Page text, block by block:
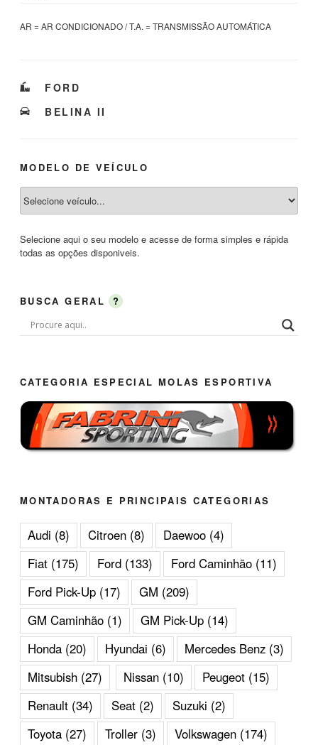
AR = AR CONDICIONADO / T.A. = TRANSMISSÃO AUTOMÁTICA
CATEGORIAS
FORD
TAGS
BELINA II
MODELO DE VEÍCULO
Selecione aqui o seu modelo e acesse de forma simples e rápida
todas as opções disponiveis.
BUSCA GERAL ?
CATEGORIA ESPECIAL MOLAS ESPORTIVA
MONTADORAS E PRINCIPAIS CATEGORIAS
Audi (8) Citroen (8) Daewoo (4)
Fiat (175) Ford (133) Ford Caminhão (11)
Ford Pick-Up (17) GM (209)
GM Caminhão (1) GM Pick-Up (14)
Honda (20) Hyundai (6) Mercedes Benz (3)
Mitsubish (27) Nissan (10) Peugeot (15)
Renault (34) Seat (2) Suzuki (2)
Toyota (27) Troller (3) Volkswagen (174)